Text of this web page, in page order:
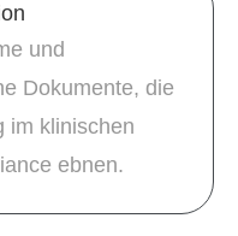
und
Dokumente, die
im klinischen
ebnen.